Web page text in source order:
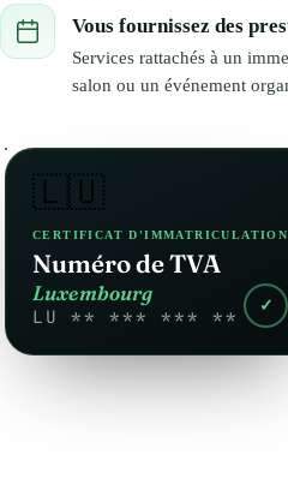
Vous fournissez des
Services rattachés à un
salon ou un événement
🇱🇺
CERTIFICAT D'IMMATRICULATION
Numéro de TVA
Luxembourg
LU ** *** *** ** ✓